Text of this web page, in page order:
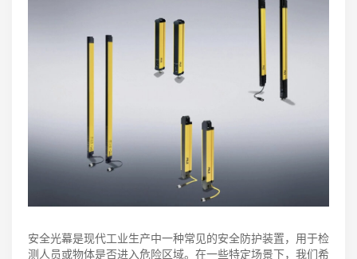
安全光幕是现代工业生产中一种常见的安全防护装置，用于检
测人员或物体是否进入危险区域。在一些特定场景下，我们希